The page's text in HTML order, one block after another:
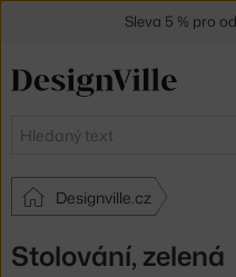
Hledat
Designville.cz
Stolování, zelená
Sleva 5 % pro